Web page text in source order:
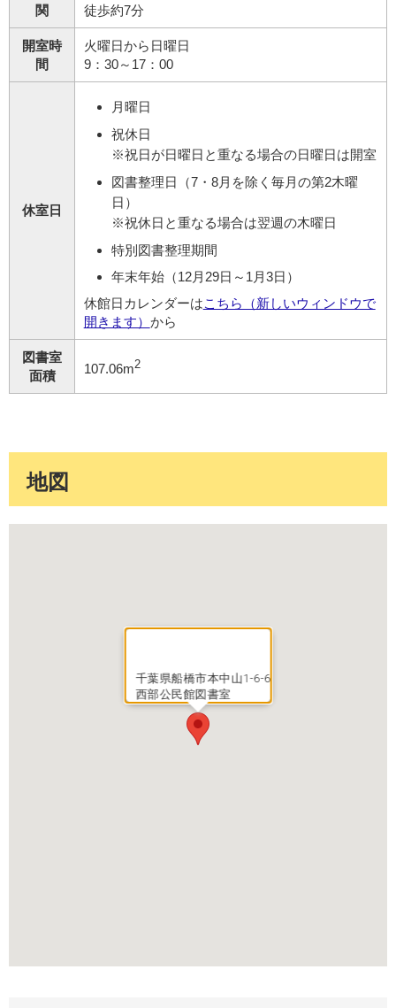
関
徒歩約7分
開室時
間
火曜日から日曜日
9：30～17：00
休室日
月曜日
祝休日
※祝日が日曜日と重なる場合の日曜日は開室
図書整理日（7・8月を除く毎月の第2木曜
日）
※祝休日と重なる場合は翌週の木曜日
特別図書整理期間
年末年始（12月29日～1月3日）
休館日カレンダーはこちら（新しいウィンドウで
開きます） から
図書室
面積
107.06m2
地図
千葉県船橋市本中山1-6-6
西部公民館図書室